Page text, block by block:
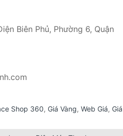
Biên Phủ, Phường 6, Quận
Shop 360, Giá Vàng, Web Giá, Giá